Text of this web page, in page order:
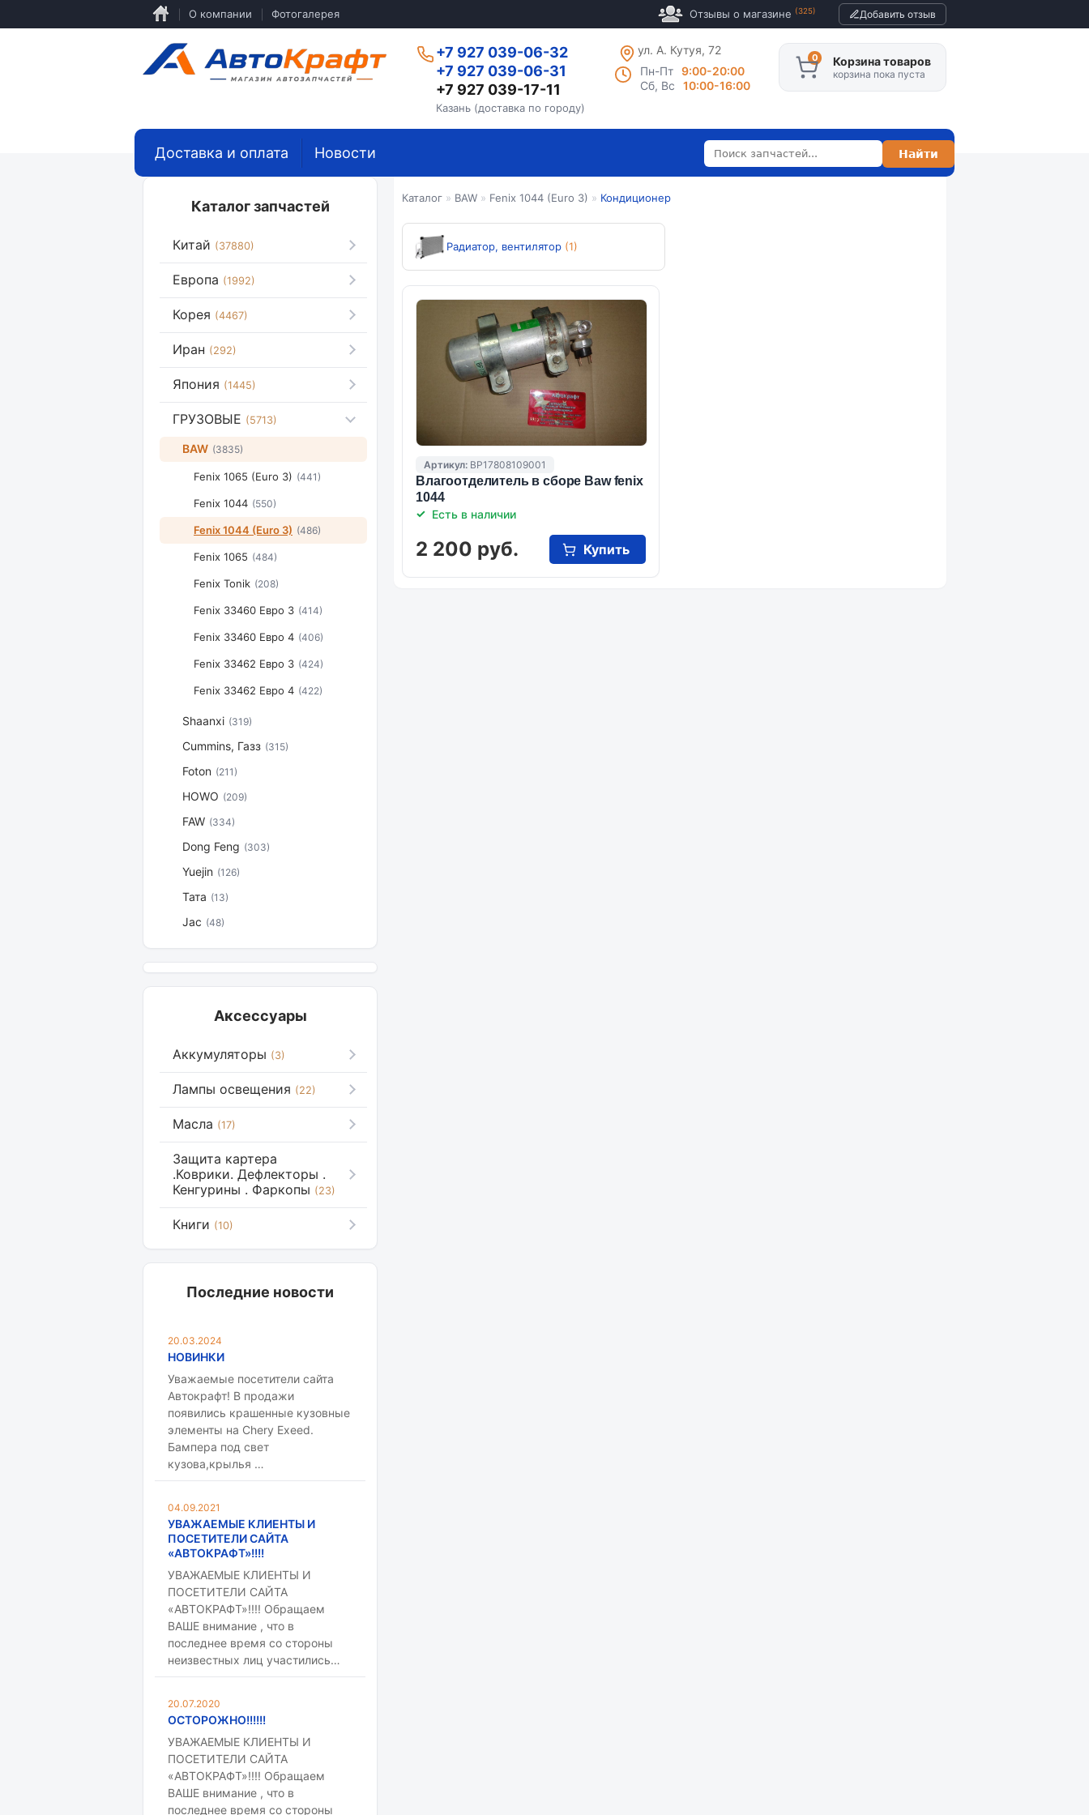
основному
О компании Фотогалерея Отзывы о магазине (325) Добавить отзыв
+7 927 039-06-32
+7 927 039-06-31
+7 927 039-17-11
Казань (доставка по городу)
ул. А. Кутуя, 72
Пн-Пт
9:00-20:00
Сб, Вс
10:00-16:00
Корзина товаров
корзина пока пуста
Каталог » BAW » Fenix 1044 (Euro 3) » Кондиционер
Радиатор, вентилятор (1)
Артикул: BP17808109001
Влагоотделитель в сборе Baw fenix
1044
Есть в наличии
2 200 руб. Купить
Доставка и оплата Новости
Каталог запчастей
Китай (37880)
Европа (1992)
Корея (4467)
Иран (292)
Япония (1445)
ГРУЗОВЫЕ (5713)
BAW (3835)
Fenix 1065 (Euro 3) (441)
Fenix 1044 (550)
Fenix 1044 (Euro 3) (486)
Fenix 1065 (484)
Fenix Tonik (208)
Fenix 33460 Евро 3 (414)
Fenix 33460 Евро 4 (406)
Fenix 33462 Евро 3 (424)
Fenix 33462 Евро 4 (422)
Shaanxi (319)
Cummins, Газз (315)
Foton (211)
HOWO (209)
FAW (334)
Dong Feng (303)
Yuejin (126)
Тата (13)
Jac (48)
Аксессуары
Аккумуляторы (3)
Лампы освещения (22)
Масла (17)
Защита картера
.Коврики. Дефлекторы .
Кенгурины . Фаркопы (23)
Книги (10)
Последние новости
20.03.2024
НОВИНКИ
Уважаемые посетители сайта
Автокрафт! В продажи
появились крашенные кузовные
элементы на Chery Exeed.
Бампера под свет
кузова,крылья …
04.09.2021
УВАЖАЕМЫЕ КЛИЕНТЫ И
ПОСЕТИТЕЛИ САЙТА
«АВТОКРАФТ»!!!!
УВАЖАЕМЫЕ КЛИЕНТЫ И
ПОСЕТИТЕЛИ САЙТА
«АВТОКРАФТ»!!!! Обращаем
ВАШЕ внимание , что в
последнее время со стороны
неизвестных лиц участились…
20.07.2020
ОСТОРОЖНО!!!!!!
УВАЖАЕМЫЕ КЛИЕНТЫ И
ПОСЕТИТЕЛИ САЙТА
«АВТОКРАФТ»!!!! Обращаем
ВАШЕ внимание , что в
последнее время со стороны